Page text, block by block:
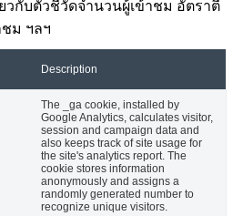
วกับตัวชี้วัดจำนวนผู้เข้าชม อัตราตี
ม ฯลฯ
Description
The _ga cookie, installed by
Google Analytics, calculates visitor,
session and campaign data and
also keeps track of site usage for
the site's analytics report. The
cookie stores information
anonymously and assigns a
randomly generated number to
recognize unique visitors.